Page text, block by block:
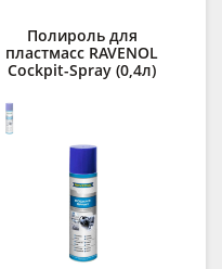
Полироль для
пластмасс RAVENOL
Cockpit-Spray (0,4л)